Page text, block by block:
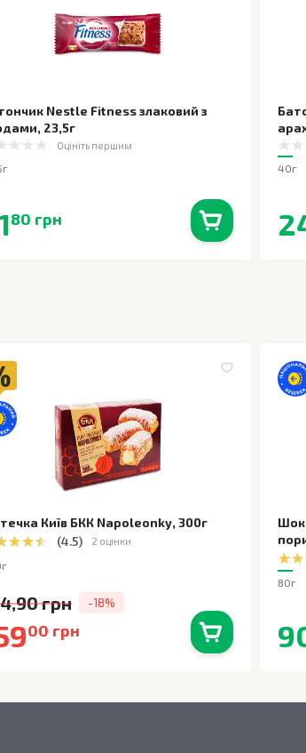
Nestle Fitness злаковий з
, 23,5г
Оцініть першим
80 грн
40г
Київ БКК Napoleonky, 300г
(4.5) 2 оцінки
грн -18%
00 грн
80г